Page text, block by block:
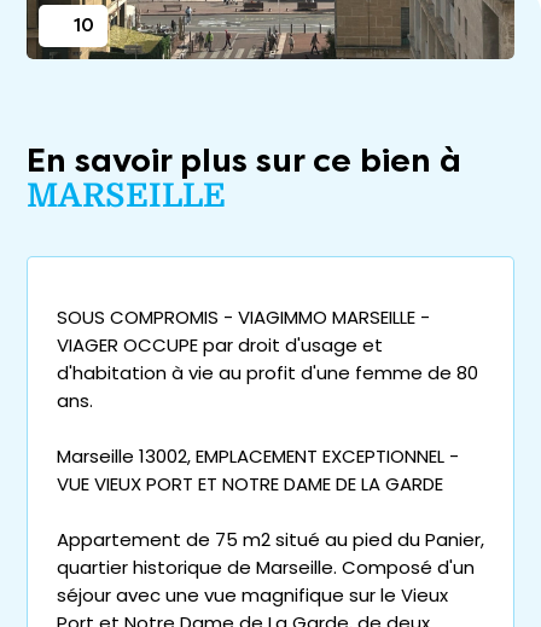
10
En savoir plus sur ce bien à
MARSEILLE
SOUS COMPROMIS - VIAGIMMO MARSEILLE -
VIAGER OCCUPE par droit d'usage et
d'habitation à vie au profit d'une femme de 80
ans.
Marseille 13002, EMPLACEMENT EXCEPTIONNEL -
VUE VIEUX PORT ET NOTRE DAME DE LA GARDE
Appartement de 75 m2 situé au pied du Panier,
quartier historique de Marseille. Composé d'un
séjour avec une vue magnifique sur le Vieux